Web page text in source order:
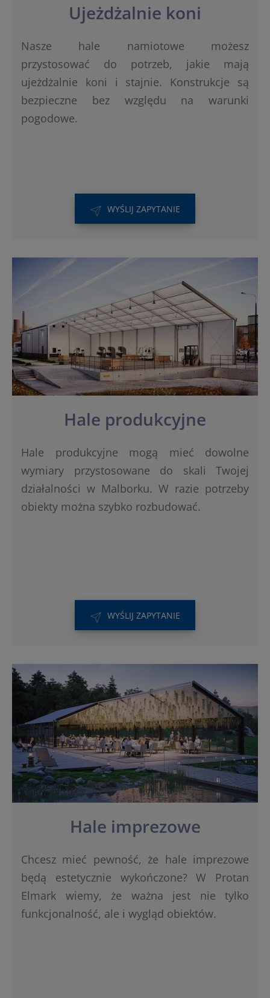
Ujeżdżalnie koni
Nasze hale namiotowe możesz
przystosować do potrzeb, jakie mają
ujeżdżalnie koni i stajnie. Konstrukcje są
bezpieczne bez względu na warunki
pogodowe.
WYŚLIJ ZAPYTANIE
Hale produkcyjne
Hale produkcyjne mogą mieć dowolne
wymiary przystosowane do skali Twojej
działalności w Malborku. W razie potrzeby
obiekty można szybko rozbudować.
WYŚLIJ ZAPYTANIE
Hale imprezowe
Chcesz mieć pewność, że hale imprezowe
będą estetycznie wykończone? W Protan
Elmark wiemy, że ważna jest nie tylko
funkcjonalność, ale i wygląd obiektów.